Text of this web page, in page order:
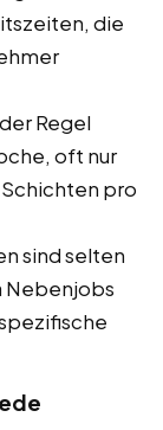
die
Regel
oft nur
pro
sind selten
Nebenjobs